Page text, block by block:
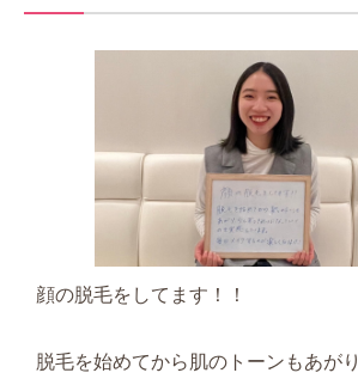
顔の脱毛をしてます！！
脱毛を始めてから肌のトーンもあがり